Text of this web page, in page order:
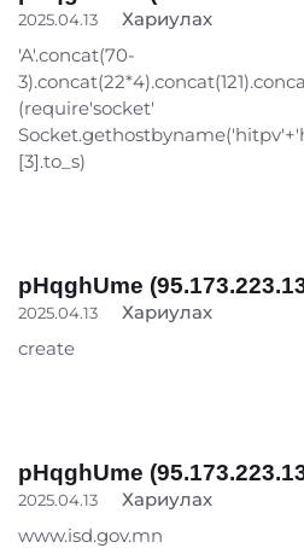
2025.04.13
Хариулах
'A'.concat(70-
(require'socket'
[3].to_s)
pHqghUme
2025.04.13
Хариулах
create
pHqghUme
2025.04.13
Хариулах
www.isd.gov.mn